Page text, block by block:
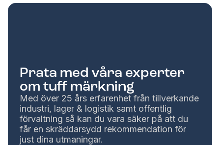
Prata med våra experter
om tuff märkning
Med över 25 års erfarenhet från tillverkande
industri, lager & logistik samt offentlig
förvaltning så kan du vara säker på att du
får en skräddarsydd rekommendation för
just dina utmaningar.